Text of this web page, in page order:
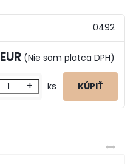
0492
(Nie som platca DPH)
+ ks